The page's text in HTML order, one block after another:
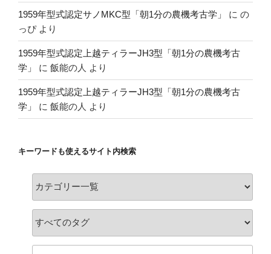
1959年型式認定サノMKC型「朝1分の農機考古学」 に の
っぴより
1959年型式認定上越ティラーJH3型「朝1分の農機考古
学」
に 飯能の人 より
1959年型式認定上越ティラーJH3型「朝1分の農機考古
学」
に 飯能の人 より
キーワードも使えるサイト内検索